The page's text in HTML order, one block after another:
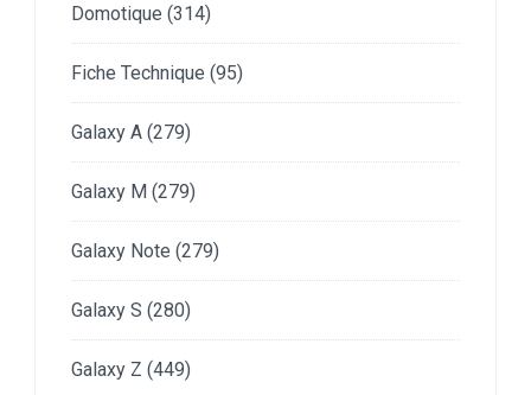
Domotique (314)
Fiche Technique (95)
Galaxy A (279)
Galaxy M (279)
Galaxy Note (279)
Galaxy S (280)
Galaxy Z (449)